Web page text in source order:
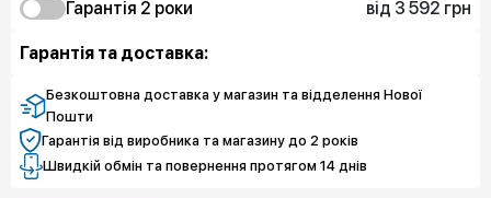
Захист від браку
2 021 грн
Чистий спокій
Гарантія 2 роки
від 3 592 грн
Захист екрану
Чистий спокій
381 605 грн
Гарантія та доставка:
Безкоштовна доставка у магазин та відделення Нової
Пошти
Гарантія від виробника та магазину до 2 років
Швидкій обмін та повернення протягом 14 днів